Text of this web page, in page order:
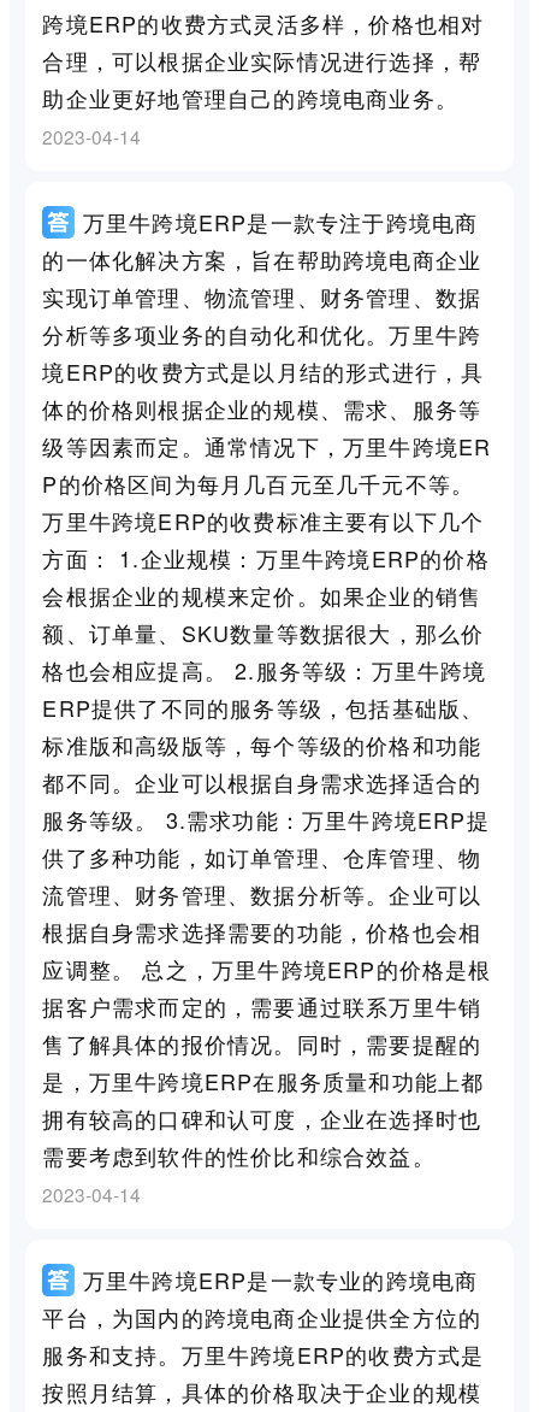
跨境ERP的收费方式灵活多样，价格也相对
合理，可以根据企业实际情况进行选择，帮
助企业更好地管理自己的跨境电商业务。
2023-04-14
万里牛跨境ERP是一款专注于跨境电商
的一体化解决方案，旨在帮助跨境电商企业
实现订单管理、物流管理、财务管理、数据
分析等多项业务的自动化和优化。万里牛跨
境ERP的收费方式是以月结的形式进行，具
体的价格则根据企业的规模、需求、服务等
级等因素而定。通常情况下，万里牛跨境ER
P的价格区间为每月几百元至几千元不等。
万里牛跨境ERP的收费标准主要有以下几个
方面： 1.企业规模：万里牛跨境ERP的价格
会根据企业的规模来定价。如果企业的销售
额、订单量、SKU数量等数据很大，那么价
格也会相应提高。 2.服务等级：万里牛跨境
ERP提供了不同的服务等级，包括基础版、
标准版和高级版等，每个等级的价格和功能
都不同。企业可以根据自身需求选择适合的
服务等级。 3.需求功能：万里牛跨境ERP提
供了多种功能，如订单管理、仓库管理、物
流管理、财务管理、数据分析等。企业可以
根据自身需求选择需要的功能，价格也会相
应调整。 总之，万里牛跨境ERP的价格是根
据客户需求而定的，需要通过联系万里牛销
售了解具体的报价情况。同时，需要提醒的
是，万里牛跨境ERP在服务质量和功能上都
拥有较高的口碑和认可度，企业在选择时也
需要考虑到软件的性价比和综合效益。
2023-04-14
万里牛跨境ERP是一款专业的跨境电商
平台，为国内的跨境电商企业提供全方位的
服务和支持。万里牛跨境ERP的收费方式是
按照月结算，具体的价格取决于企业的规模